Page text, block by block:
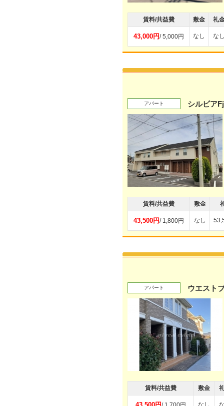
賃料/共益費 敷金 礼
43,000円/ 5,000円 なし な
アパート シルビアFj
賃料/共益費 敷金
43,500円/ 1,800円 なし
アパート ウエスト
賃料/共益費 敷金
なし